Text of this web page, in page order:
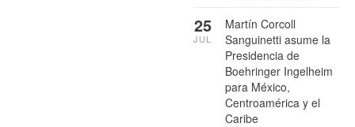
Martín Corcoll
Sanguinetti asume la
Presidencia de
Boehringer Ingelheim
para México,
Centroamérica y el
Caribe
25
JUL